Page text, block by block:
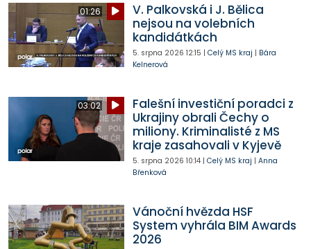
01:26
V. Palkovská i J. Bělica
nejsou na volebních
kandidátkách
5. srpna 2026 12:15 | Celý MS kraj | Bára
Kelnerová
03:02
Falešní investiční poradci z
Ukrajiny obrali Čechy o
miliony. Kriminalisté z MS
kraje zasahovali v Kyjevě
5. srpna 2026 10:14| Celý MS kraj | Anna
Břenková
Vánoční hvězda HSF
System vyhrála BIM Awards
2026